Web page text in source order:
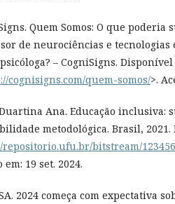
Quem Somos: O que
de neurociências e tecnologias
– CogniSigns. Disponível
cognisigns.com/quem-somos/>.
Ana. Educação inclusiva:
metodológica. Brasil, 2021.
bitstream/
em: 19 set. 2024.
2024 começa com expectativa